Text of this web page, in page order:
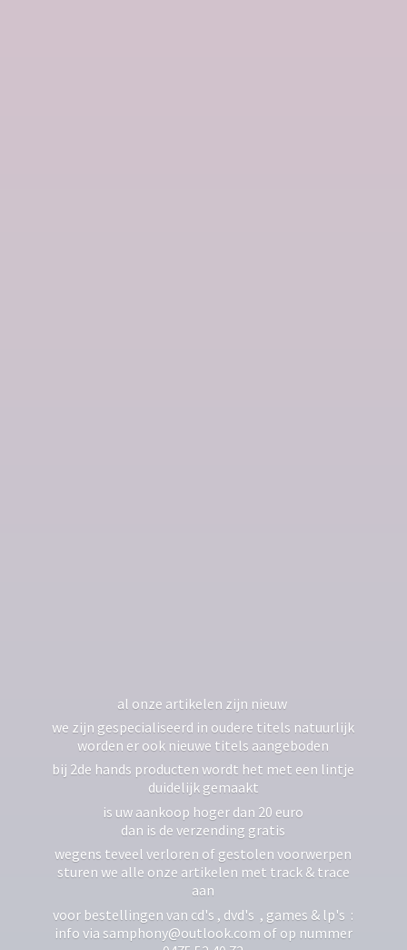
al onze artikelen zijn nieuw
we zijn gespecialiseerd in oudere titels natuurlijk
worden er ook nieuwe titels aangeboden
bij 2de hands producten wordt het met een lintje
duidelijk gemaakt
is uw aankoop hoger dan 20 euro
dan is de verzending gratis
wegens teveel verloren of gestolen voorwerpen
sturen we alle onze artikelen met track & trace
aan
voor bestellingen van cd's , dvd's , games & lp's :
info via samphony@outlook.com of op nummer